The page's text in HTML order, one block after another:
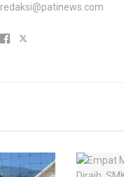
redaksi@patinews.com